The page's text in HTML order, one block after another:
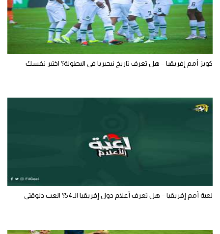
كويز أمم إفريقيا – هل تعرف تاريخ نيجيريا في البطولة؟ اختبر نفسك
لعبة أمم إفريقيا – هل تعرف أعلام دول إفريقيا الـ54؟ العب دلوقتي